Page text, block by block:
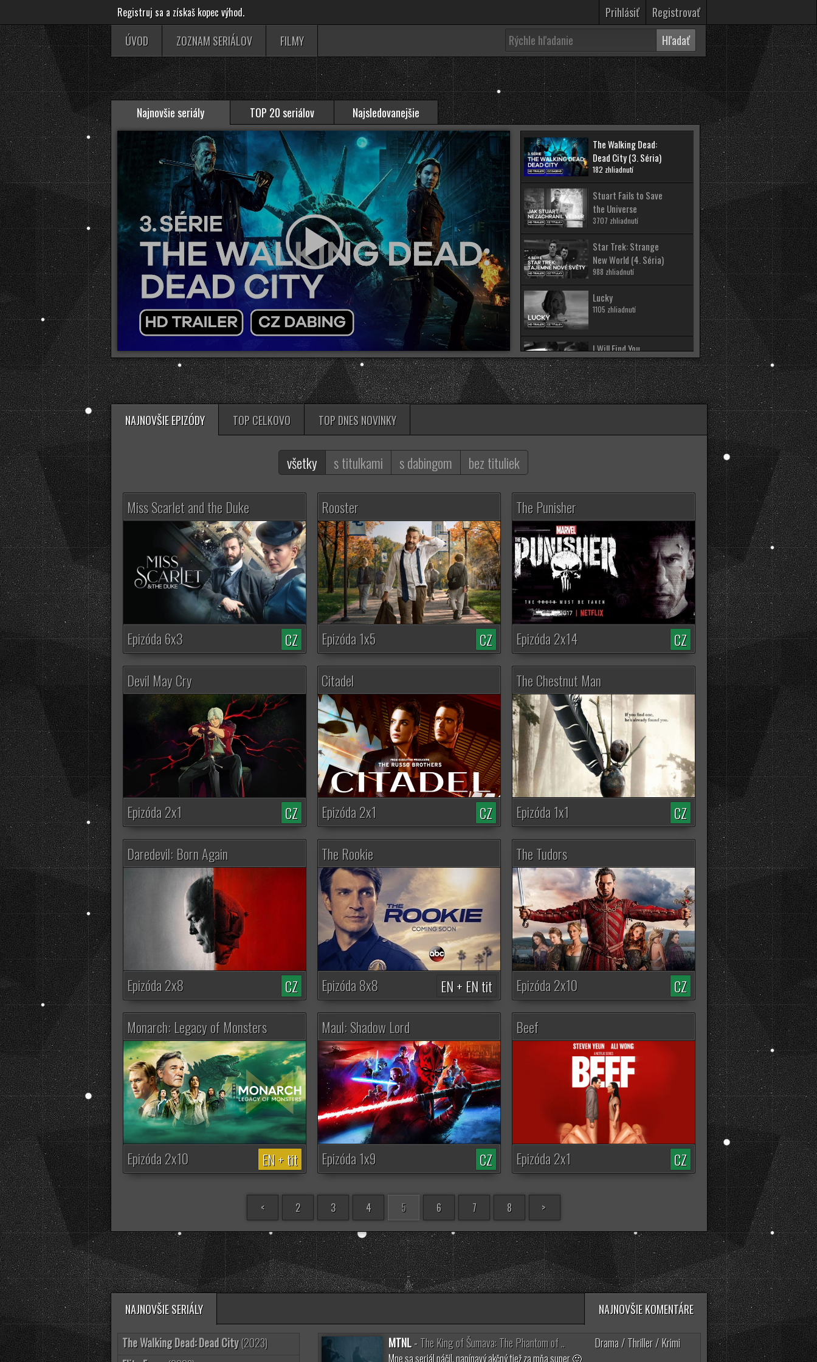
Registruj sa a získaš kopec výhod. Prihlásiť
Registrovať
ÚVOD
ZOZNAM SERIÁLOV FILMY
Najnovšie seriály TOP 20 seriálov Najsledovanejšie
The Walking Dead:
Dead City (3. Séria)
182 zhliadnutí
Stuart Fails to Save
the Universe
3707 zhliadnutí
Star Trek: Strange
New World (4. Séria)
988 zhliadnutí
Lucky
1105 zhliadnutí
I Will Find You
3839 zhliadnutí
Cape Fear
Clarkson's Farm (5.
Séria)
5298 zhliadnutí
Spider-Noir
7109 zhliadnutí
Rick and Morty (9.
Séria)
4266 zhliadnutí
Ranč Duttonových
3425 zhliadnutí
Widow's Bay
4225 zhliadnutí
20376 zhliadnutí
Star Wars - Maul: Pán
stínů
2765 zhliadnutí
The Boys (5. Séria)
8421 zhliadnutí
Harry Hole
XO, Kitty (3. Séria)
3001 zhliadnutí
Daredevil: Born Again
(2. Séria)
3498 zhliadnutí
NAJNOVŠIE EPIZÓDY TOP CELKOVO TOP DNES NOVINKY
všetky s titulkami s dabingom bez tituliek
Miss Scarlet and the Duke
Epizóda 6x3 CZ
Rooster
Epizóda 1x5 CZ
The Punisher
Epizóda 2x14 CZ
Devil May Cry
Epizóda 2x1 CZ
Citadel
Epizóda 2x1 CZ
The Chestnut Man
Epizóda 1x1 CZ
Daredevil: Born Again
Epizóda 2x8 CZ
The Rookie
Epizóda 8x8 EN + EN tit
The Tudors
Epizóda 2x10 CZ
Monarch: Legacy of Monsters
Epizóda 2x10 EN + tit
Maul: Shadow Lord
Epizóda 1x9 CZ
Beef
Epizóda 2x1 CZ
< 2 3 4 5 6 7 8 >
NAJNOVŠIE SERIÁLY NAJNOVŠIE KOMENTÁRE
The Walking Dead: Dead City(2023)
MTNL-The King of Šumava: The Phantom of .. Drama / Thriller / Krimi
Mne sa seriál páčil, napínavý akčný tiež za mňa super 🙂